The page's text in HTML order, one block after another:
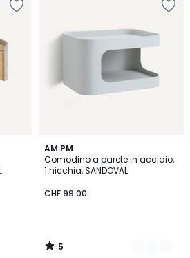
AM.PM
Comodino a parete in acciaio,
1 nicchia, SANDOVAL
CHF 99.00
5
/
5
3
Colori
5
/